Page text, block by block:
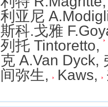
利亚尼
斯科.戈雅
列托 Tintoretto,
克 A.Van Dyck,
间弥生, Kaws,